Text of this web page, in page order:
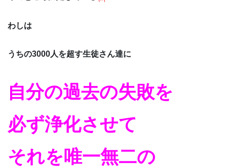
わしは
うちの3000人を超す生徒さん達に
自分の過去の失敗を
必ず浄化させて
それを唯一無二の